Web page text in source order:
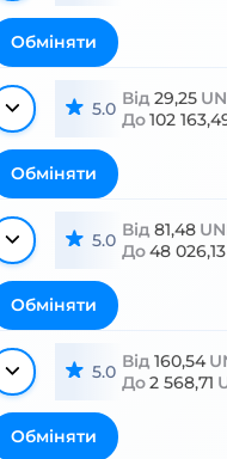
Обміняти
5.0 Від 29,25
До102
Обміняти
5.0 Від 81,48
До48 026,13
Обміняти
5.0 Від 160,54
До2 568,71
Обміняти